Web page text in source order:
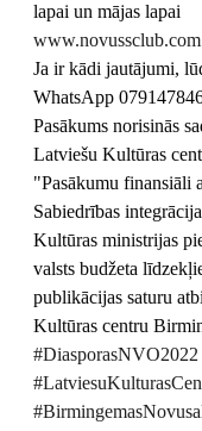
lapai un mājas lapai
Ja ir kādi jautājumi,
WhatsApp
Pasākums norisinās
Latviešu Kultūras
"Pasākumu finansiāli
Sabiedrības
Kultūras ministrijas
valsts budžeta
publikācijas saturu
Kultūras centru
#DiasporasNVO2022